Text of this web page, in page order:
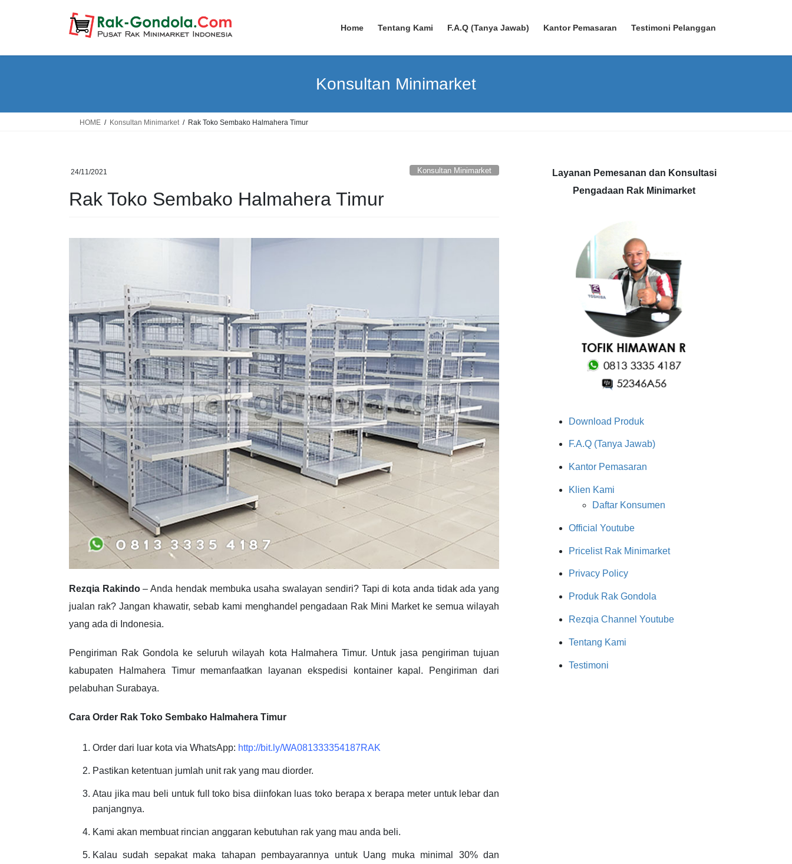
Home Tentang Kami F.A.Q (Tanya Jawab) Kantor Pemasaran Testimoni Pelanggan
Konsultan Minimarket
HOME Konsultan Minimarket Rak Toko Sembako Halmahera Timur
24/11/2021 Konsultan Minimarket
Rak Toko Sembako Halmahera Timur
Rezqia Rakindo– Anda hendak membuka usaha swalayan sendiri? Tapi di kota anda tidak ada yang
jualan rak? Jangan khawatir, sebab kami menghandel pengadaan Rak Mini Market ke semua wilayah
yang ada di Indonesia.
Pengiriman Rak Gondola ke seluruh wilayah kota Halmahera Timur. Untuk jasa pengiriman tujuan
kabupaten Halmahera Timur memanfaatkan layanan ekspedisi kontainer kapal. Pengiriman dari
pelabuhan Surabaya.
Cara Order Rak Toko Sembako Halmahera Timur
Order dari luar kota via WhatsApp: http://bit.ly/WA081333354187RAK
Pastikan ketentuan jumlah unit rak yang mau diorder.
Atau jika mau beli untuk full toko bisa diinfokan luas toko berapa x berapa meter untuk lebar dan
panjangnya.
Kami akan membuat rincian anggaran kebutuhan rak yang mau anda beli.
Kalau sudah sepakat maka tahapan pembayarannya untuk Uang muka minimal 30% dan
Layanan Pemesanan dan Konsultasi
Pengadaan Rak Minimarket
Download Produk
F.A.Q (Tanya Jawab)
Kantor Pemasaran
Klien Kami
Daftar Konsumen
Official Youtube
Pricelist Rak Minimarket
Privacy Policy
Produk Rak Gondola
Rezqia Channel Youtube
Tentang Kami
Testimoni